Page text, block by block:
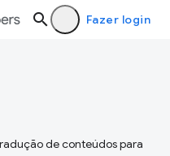
Fazer login
de conteúdos para